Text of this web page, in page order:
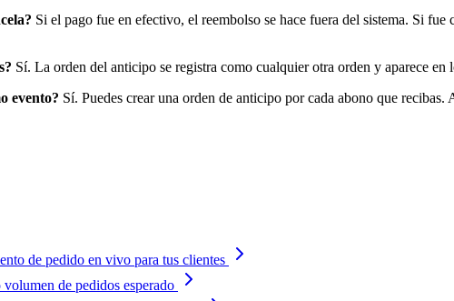
Si el pago fue en efectivo, el reembolso se hace fuera del sistema. Si
Sí. La orden del anticipo se registra como cualquier otra orden y aparece en
evento? Sí. Puedes crear una orden de anticipo por cada abono que
de pedido en vivo para tus clientes
de pedidos esperado